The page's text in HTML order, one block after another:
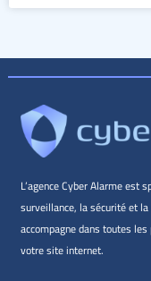
L’agence Cyber Alarme est
surveillance, la sécurité et
accompagne dans toutes
votre site internet.